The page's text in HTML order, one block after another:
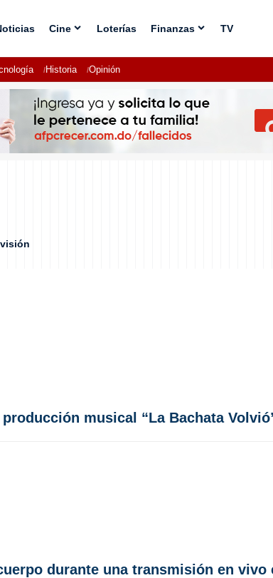
Cine Loterías Finanzas TV
Historia Opinión
musical “La Bachata
durante una transmisión en